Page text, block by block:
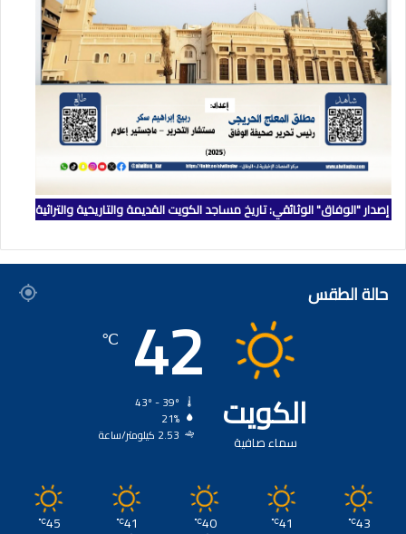
إصدار "الوفاق" الوثائقي: تاريخ مساجد الكويت القديمة والتاريخية والتراثية
حالة الطقس
الكويت
سماء صافية
42
℃
21%
2.53 كيلومتر/ساعة
43
℃
41
℃
40
℃
41
℃
45
℃